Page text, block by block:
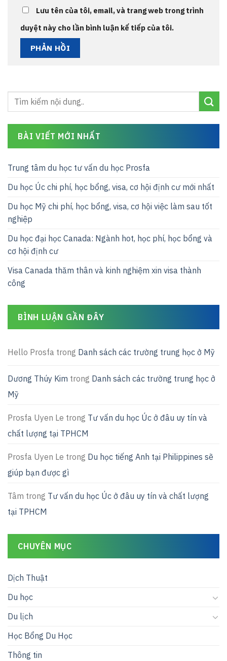
Lưu tên của tôi, email, và trang web trong trình
duyệt này cho lần bình luận kế tiếp của tôi.
BÀI VIẾT MỚI NHẤT
Trung tâm du học tư vấn du học Prosfa
Du học Úc chi phí, học bổng, visa, cơ hội định cư mới nhất
Du học Mỹ chi phí, học bổng, visa, cơ hội việc làm sau tốt
nghiệp
Du học đại học Canada: Ngành hot, học phí, học bổng và
cơ hội định cư
Visa Canada thăm thân và kinh nghiệm xin visa thành
công
BÌNH LUẬN GẦN ĐÂY
Hello Prosfa trong Danh sách các trường trung học ở Mỹ
Dương Thúy Kim trong Danh sách các trường trung học ở
Mỹ
Prosfa Uyen Le trong Tư vấn du học Úc ở đâu uy tín và
chất lượng tại TPHCM
Prosfa Uyen Le trong Du học tiếng Anh tại Philippines sẽ
giúp bạn được gì
Tâm trong Tư vấn du học Úc ở đâu uy tín và chất lượng
tại TPHCM
CHUYÊN MỤC
Dịch Thuật
Du học
Du lịch
Học Bổng Du Học
Thông tin